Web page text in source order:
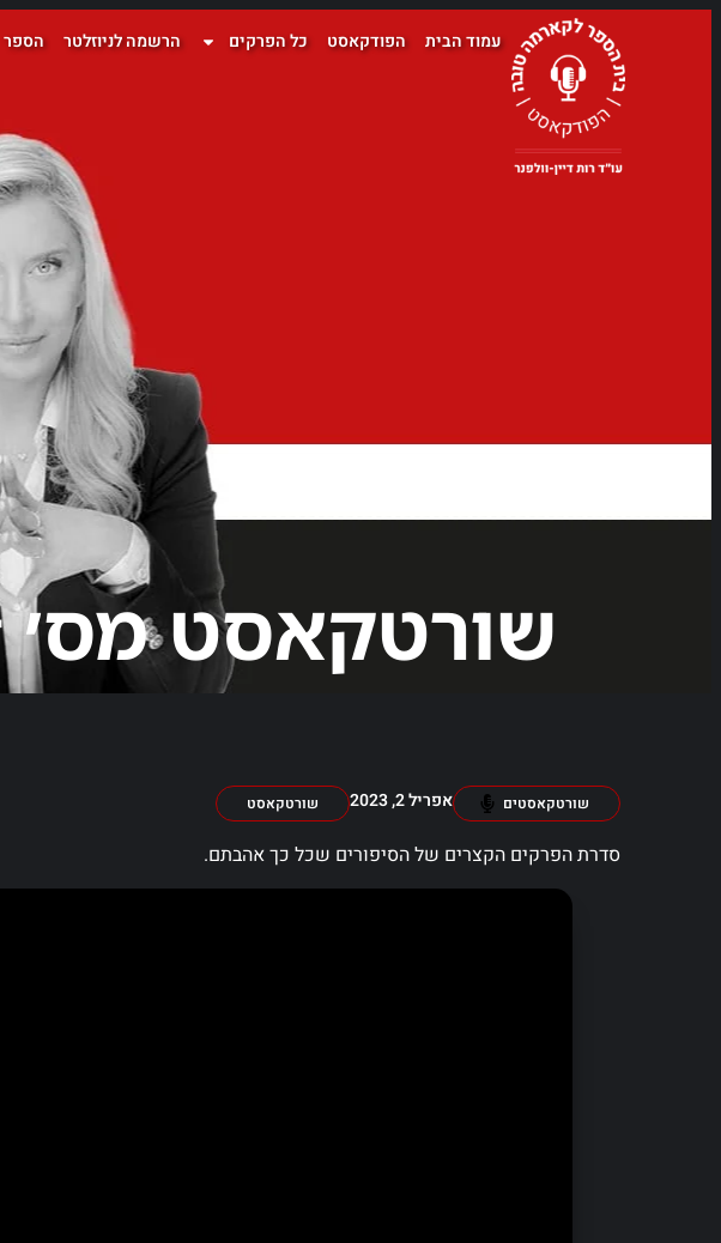
עמוד הבית הפודקאסט כל הפרקים הרשמה לניוזלטר הספר
שורטקאסט מס׳ 40#
שורטקאסטים אפריל 2, 2023 שורטקאסט
סדרת הפרקים הקצרים של הסיפורים שכל כך אהבתם.